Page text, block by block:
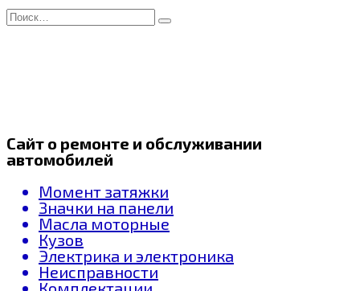
Перейти
к
Search
for:
Сайт о ремонте и обслуживании
автомобилей
Момент затяжки
Значки на панели
Масла моторные
Кузов
Электрика и электроника
Неисправности